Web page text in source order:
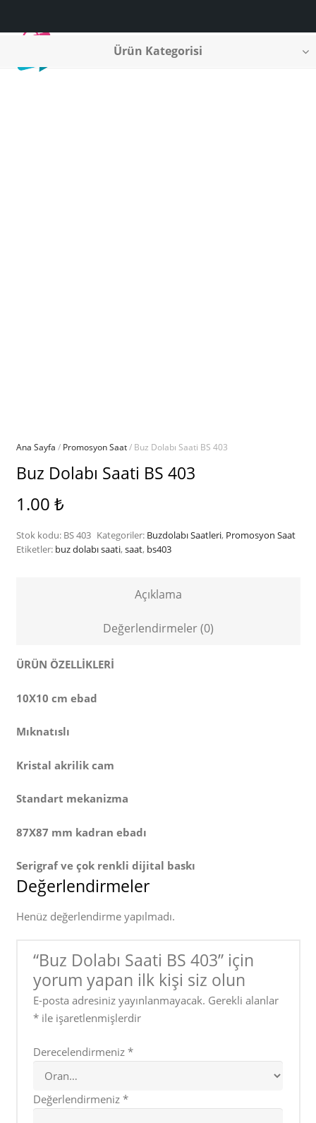
Ürün Kategorisi
Ana Sayfa / Promosyon Saat/ Buz Dolabı Saati BS 403
Buz Dolabı Saati BS 403
1.00 ₺
Stok kodu: BS 403 Kategoriler: Buzdolabı Saatleri, Promosyon Saat
Etiketler: buz dolabı saati,saat, bs403
Açıklama
Değerlendirmeler (0)
ÜRÜN ÖZELLİKLERİ
10X10 cm ebad
Mıknatıslı
Kristal akrilik cam
Standart mekanizma
87X87 mm kadran ebadı
Serigraf ve çok renkli dijital baskı
Değerlendirmeler
Henüz değerlendirme yapılmadı.
“Buz Dolabı Saati BS 403” için
yorum yapan ilk kişi siz olun
E-posta adresiniz yayınlanmayacak. Gerekli alanlar
* ile işaretlenmişlerdir
Derecelendirmeniz *
Değerlendirmeniz *